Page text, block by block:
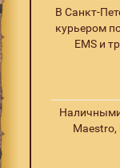
В Санкт-
курьером
EMS и
Maestro,